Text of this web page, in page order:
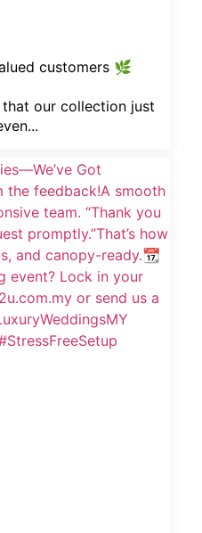
customers 🌿
that our collection just